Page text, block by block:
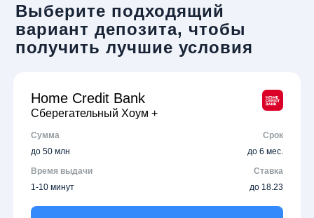
Выберите подходящий
вариант депозита, чтобы
получить лучшие условия
Home Credit Bank
Сберегательный Хоум +
Сумма
Срок
до 50 млн
до 6 мес.
Время выдачи
Ставка
1-10 минут
до 18.23